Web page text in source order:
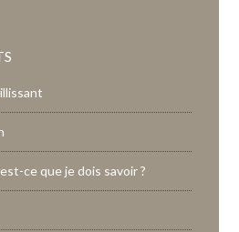
ce que je dois savoir ?